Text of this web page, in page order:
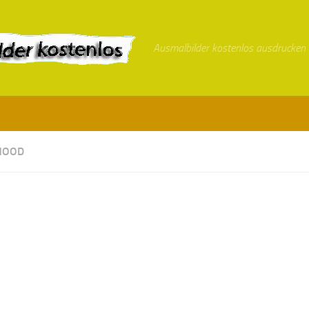
Ausmalbilder kostenlos